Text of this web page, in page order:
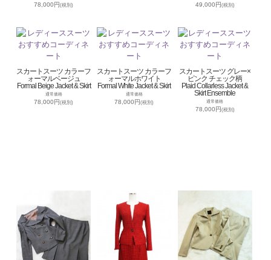
78,000円(税別) 49,000円(税別)
スカートスーツ カラーフ
ォーマルベージュ
Formal Beige Jacket & Skirt
通常価格
78,000円(税別)
スカートスーツ カラーフ
ォーマルホワイト
Formal White Jacket & Skirt
通常価格
78,000円(税別)
スカートスーツ グレー×
ピンク チェック柄
Plaid Collarless Jacket &
Skirt Ensemble
通常価格
78,000円(税別)